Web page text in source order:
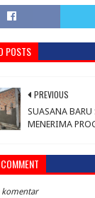
POSTS
PREVIOUS
SUASANA
MENERIMA
komentar